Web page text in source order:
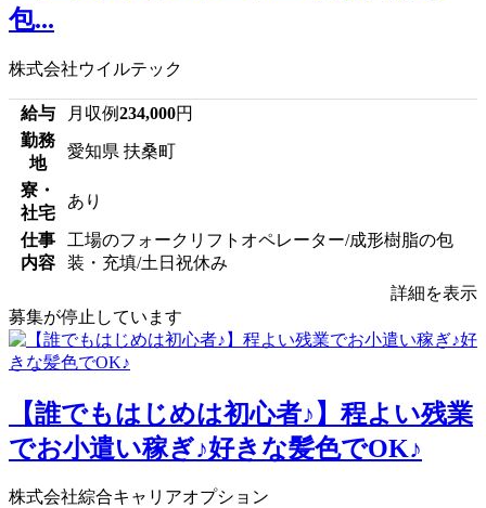
包...
株式会社ウイルテック
給与 月収例234,000円
勤務
地
愛知県 扶桑町
寮・
社宅
あり
仕事
内容
工場のフォークリフトオペレーター/成形樹脂の包
装・充填/土日祝休み
詳細を表示
募集が停止しています
【誰でもはじめは初心者♪】程よい残業
でお小遣い稼ぎ♪好きな髪色でOK♪
株式会社綜合キャリアオプション